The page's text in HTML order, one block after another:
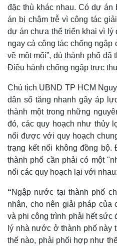
đặc thù khác nhau. Có dự án
án bị chậm trễ vì công tác
dự án chưa thể triển khai vì lý
ngay cả công tác chống ngập
về một mối”, dù thành phố đã
Điều hành chống ngập trực
Chủ tịch UBND TP HCM
dân số tăng nhanh gây áp
thành một trong những
đó, các quy hoạch như thủy
nối được với quy hoạch
trạng kết nối không đồng
thành phố cần phải có một
nối các quy hoạch lại với nhau:
“Ngập nước tại thành phố
nhân, cho nên giải pháp của
và phi công trình phải hết sức
lý nhà nước ở thành phố này
thế nào, phải phối hợp như